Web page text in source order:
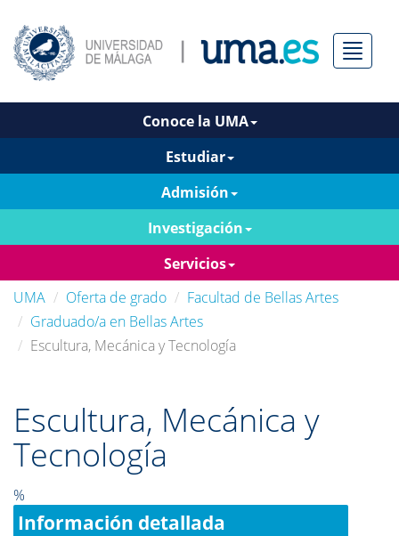
Menú
Conoce la UMA
Estudiar
Admisión
Investigación
Servicios
UMA
Oferta de grado
Facultad de Bellas Artes
Graduado/a en Bellas Artes
Escultura, Mecánica y Tecnología
Escultura, Mecánica y
Tecnología
%
Información detallada